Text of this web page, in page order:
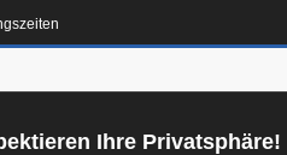
Ihre Privatsphäre!